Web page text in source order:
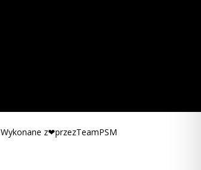
Wykonane z❤przezTeamPSM